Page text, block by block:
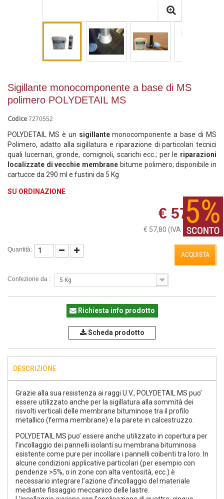
Sigillante monocomponente a base di MS
polimero POLYDETAIL MS
Codice 7270552
POLYDETAIL MS è un sigillantemonocomponente a base di MS
Polimero, adatto alla sigillatura e riparazione di particolari tecnici
quali lucernari, gronde, comignoli, scarichi ecc.; per le riparazioni
localizzate di vecchie membrane bitume polimero; disponibile in
cartucce da 290 ml e fustini da 5 Kg
SU ORDINAZIONE
€ 57,80
€ 57,80 (IVA esclusa)
Quantità:
ACQUISTA
Confezione da : 5 Kg
Richiesta info prodotto
Scheda prodotto
DESCRIZIONE
Grazie alla sua resistenza ai raggi U.V., POLYDETAIL MS puo’
essere utilizzato anche per la sigillatura alla sommità dei
risvolti verticali delle membrane bituminose tra il profilo
metallico (ferma membrane) e la parete in calcestruzzo.
POLYDETAIL MS puo’ essere anche utilizzato in copertura per
l’incollaggio dei pannelli isolanti su membrana bituminosa
esistente come pure per incollare i pannelli coibenti tra loro. In
alcune condizioni applicative particolari (per esempio con
pendenze >5%, o in zone con alta ventosità, ecc.) è
necessario integrare l’azione d’incollaggio del materiale
mediante fissaggio meccanico delle lastre.